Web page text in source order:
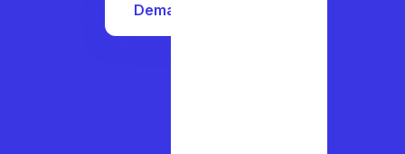
Demander un devis